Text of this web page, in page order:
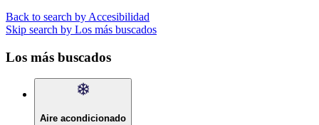
Back to search by Accesibilidad
Skip search by Los más buscados
Los más buscados
Aire acondicionado